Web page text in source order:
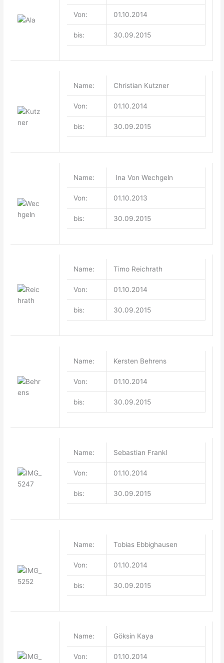
Von: 01.10.2014
bis: 30.09.2015
Name: Christian Kutzner
Von: 01.10.2014
bis: 30.09.2015
Name: Ina Von Wechgeln
Von: 01.10.2013
bis: 30.09.2015
Name: Timo Reichrath
Von: 01.10.2014
bis: 30.09.2015
Name: Kersten Behrens
Von: 01.10.2014
bis: 30.09.2015
Name: Sebastian Frankl
Von: 01.10.2014
bis: 30.09.2015
Name: Tobias Ebbighausen
Von: 01.10.2014
bis: 30.09.2015
Name: Göksin Kaya
Von: 01.10.2014